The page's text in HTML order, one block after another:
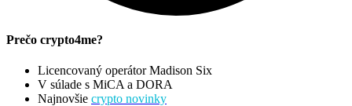
Prečo crypto4me?
Licencovaný operátor Madison Six
V súlade s MiCA a DORA
Najnovšie crypto novinky